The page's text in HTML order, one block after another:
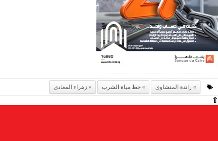
راندة المنشاوى خط مياة الشرب زهراء المعادى
⇧